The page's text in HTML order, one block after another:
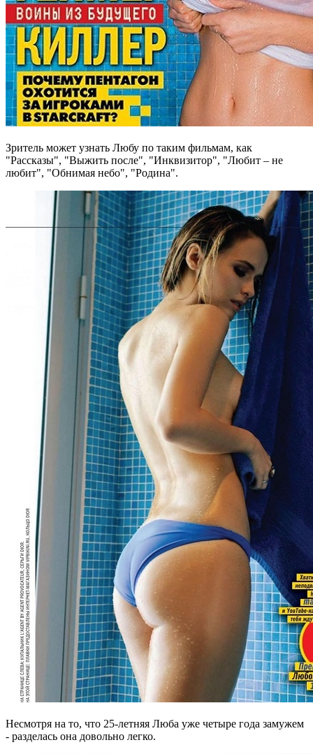
Зритель может узнать Любу по таким фильмам, как
"Рассказы", "Выжить после", "Инквизитор", "Любит – не
любит", "Обнимая небо", "Родина".
Несмотря на то, что 25-летняя Люба уже четыре года замужем
- разделась она довольно легко.